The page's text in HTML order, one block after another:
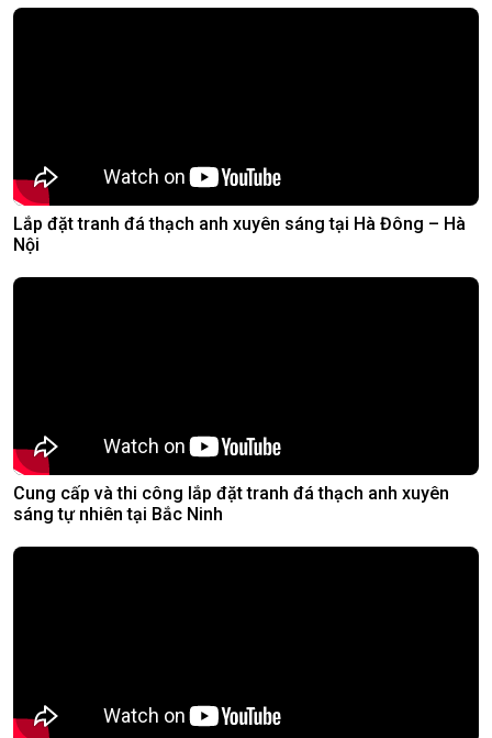
Lắp đặt tranh đá thạch anh xuyên sáng tại Hà Đông – Hà
Nội
Cung cấp và thi công lắp đặt tranh đá thạch anh xuyên
sáng tự nhiên tại Bắc Ninh